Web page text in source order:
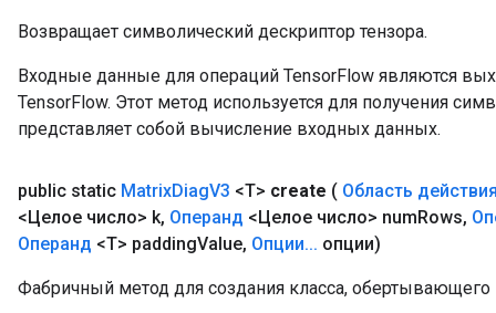
Возвращает символический дескриптор тензора.
Входные данные для операций TensorFlow являются
TensorFlow. Этот метод используется для получения
представляет собой вычисление входных данных.
public static MatrixDiagV3 <T> create ( Область
<Целое число> k, Операнд <Целое число> numRows,
Операнд <T> paddingValue, Опции... опции)
Фабричный метод для создания класса,